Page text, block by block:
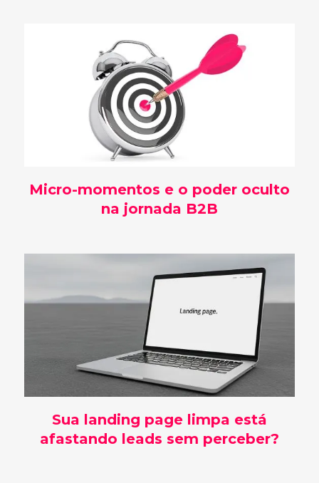
Micro-momentos e o poder oculto
na jornada B2B
Sua landing page limpa está
afastando leads sem perceber?